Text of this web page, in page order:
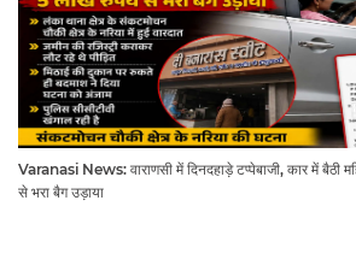
Varanasi News: वाराणसी में दिनदहाड़े टप्पेबाजी, कार में बैठी
से भरा बैग उड़ाया